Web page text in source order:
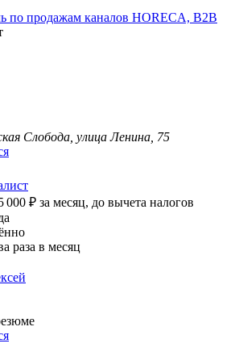
по продажам каналов HORECA, B2B
Слобода, улица Ленина, 75
000 ₽ за месяц, до вычета налогов
раза в месяц